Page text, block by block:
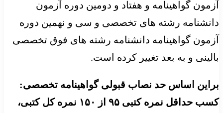
آزمون گواهینامه و هفتاد و دومین دوره آزمون
دانشنامه رشته های تخصصی و سی و نهمین دوره
آزمون گواهینامه دانشنامه رشته های فوق تخصصی
بالینی و به بعد تغییر کرده است.
براین اساس حد نصاب قبولی گواهینامه تخصصی:
کسب حداقل نمره کتبی ۹۵ از ۱۵۰ نمره کل کتبی،